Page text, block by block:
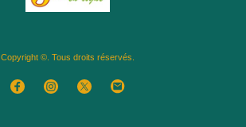
Copyright ©. Tous droits réservés.